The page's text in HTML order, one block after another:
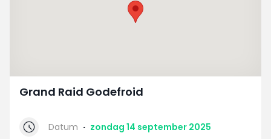
Grand Raid Godefroid
Datum · zondag 14 september 2025